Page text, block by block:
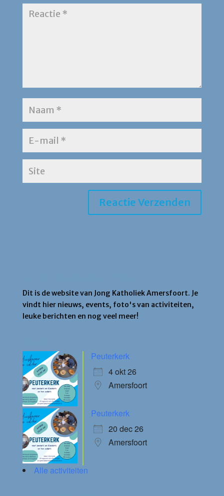
Dit is de website van Jong Katholiek Amersfoort. Je
vindt hier nieuws, events, foto's van activiteiten,
leuke berichten en nog veel meer!
Peuterkerk
4 okt 26
Amersfoort
Peuterkerk
20 dec 26
Amersfoort
Alle activiteiten